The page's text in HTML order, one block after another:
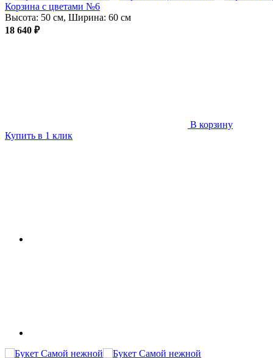
Корзина с цветами №6
Высота: 50 см, Ширина: 60 см
18 640 ₽
В корзину
Купить в 1 клик